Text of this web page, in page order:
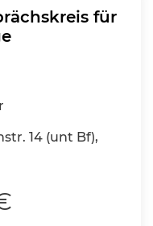
für
14 (unt Bf),